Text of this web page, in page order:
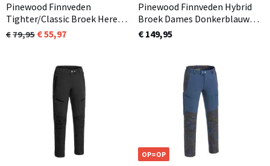
Pinewood Finnveden
Tighter/Classic Broek Heren
Zwart (400) Normaal en ook
in korte lengtemaat
79,95 55,97
Pinewood Finnveden Hybrid
Broek Dames Donkerblauw
(349)
€ 149,95
OP=OP